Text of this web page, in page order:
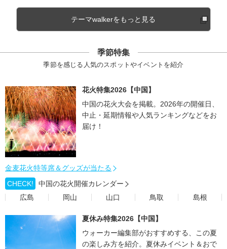
テーマwalkerをもっと見る
季節特集
季節を感じる人気のスポットやイベントを紹介
花火特集2026【中国】
中国の花火大会を掲載。2026年の開催日、
中止・延期情報や人気ランキングなどをお
届け！
金麦花火特等席＆グッズが当たる
CHECK!
中国の花火開催カレンダー
広島
岡山 山口 鳥取 島根
夏休み特集2026【中国】
ウォーカー編集部がおすすめする、この夏
の楽しみ方を紹介。夏休みイベント＆おで